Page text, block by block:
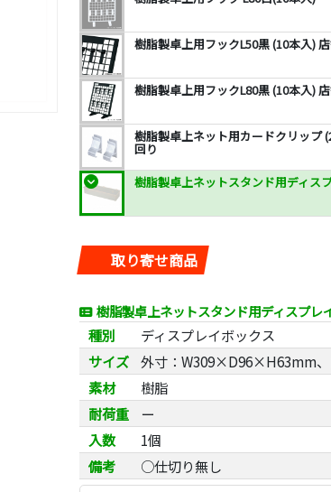
樹脂製卓上用フックL50黒 (10本入)
樹脂製卓上用フックL80黒 (10本入)
樹脂製卓上ネット用カードクリップ
回り
樹脂製卓上ネットスタンド用ディス
取り寄せ商品
樹脂製卓上ネットスタンド用ディスプレ
種別
ディスプレイボックス
サイズ 外寸：W309×D96×H63mm
素材
樹脂
耐荷重
ー
入数
1個
備考
○仕切り無し